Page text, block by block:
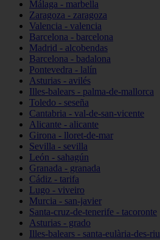
Málaga - marbella
Zaragoza - zaragoza
Valencia - valencia
Barcelona - barcelona
Madrid - alcobendas
Barcelona - badalona
Pontevedra - lalín
Asturias - avilés
Illes-balears - palma-de-mallorca
Toledo - seseña
Cantabria - val-de-san-vicente
Alicante - alicante
Girona - lloret-de-mar
Sevilla - sevilla
León - sahagún
Granada - granada
Cádiz - tarifa
Lugo - viveiro
Murcia - san-javier
Santa-cruz-de-tenerife - tacoronte
Asturias - grado
Illes-balears - santa-eulària-des-riu